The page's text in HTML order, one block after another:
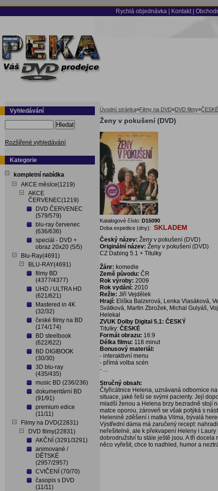
Rychlá objednávka Kontakt
Vyhledávání
Hledat
Rozšířené vyhledávání
Kategorie
kompletní nabídka
AKCE měsíce(1219)
AKCE
ČERVENEC(1219)
DVD ČERVENEC
(579/579)
blu-ray červenec
(636/636)
speciál - DVD +
obraz 20x20 (5/5)
Blu-Ray(4691)
BLU-RAY(4691)
filmy BD
(4377/4377)
UHD / ULTRA HD
(621/621)
Mastered in 4K
(32/32)
české filmy na BD
(174/174)
BD steelbook
(622/622)
BD DIGIBOOK
(30/30)
3D blu-ray
(435/435)
music BD (236/236)
dokumentární BD
(91/91)
premium edice
(11/11)
Filmy na DVD(22831)
DVD filmy(22831)
AKČNÍ (3291/3291)
animované /
DĚTSKÉ
(2957/2957)
CVIČENÍ (70/70)
časopis s DVD
(11/11)
Úvodní stránka»Filmy na DVD»DVD filmy»
Ženy v pokušení (DVD)
Katalogové číslo: D15090
Doba expedice (dny): SKLADEM
Český název: Ženy v pokušení (DVD)
Originální název: Ženy v pokušení (DVD)
CZ Dabing 5.1 + Titulky
Žánr: komedie
Země původu: ČR
Rok výroby: 2009
Rok vydání: 2010
Režie: Jiří Vejdělek
Hrají: Eliška Balzerová, Lenka Vlasáková,
Svátková, Martin Zbrožek, Michal Gulyáš,
Helekal
ZVUK Dolby Digital 5.1: ČESKÝ
Titulky: ČESKÉ
Formát obrazu: 16:9
Délka filmu: 118 minut
Bonusový materiál:
- interaktivní menu
- přímá volba scén
- ...
Stručný obsah:
Čtyřicátnice Helena, uznávaná odbornice
situace, jaké řeší se svými pacienty. Její
mladší ženou a Helena brzy bezradně stojí
matce oporou, zároveň se však potýká s
Helenině zděšení i matka Vilma, bývalá
Výstřední dáma má zaručený recept:
neřešitelné, ale k překvapení Heleny i
dobrodružství tu stále ještě jsou. A tři
něco vyřešit, chce to nadhled, humor a